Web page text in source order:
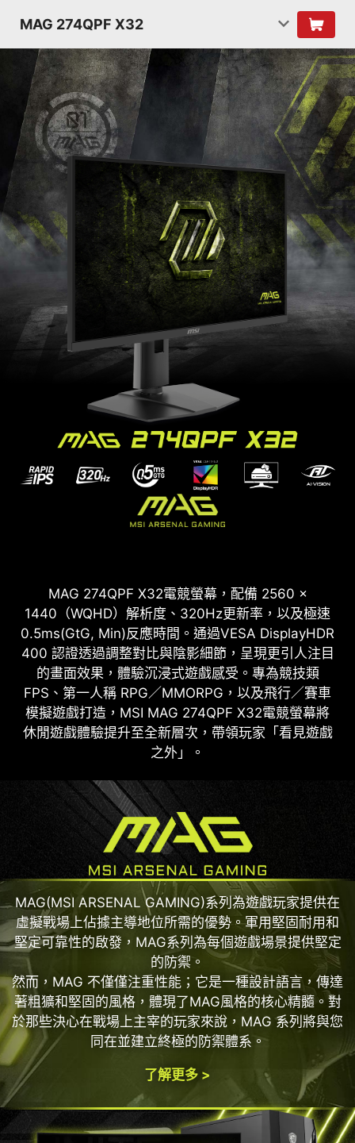
MAG 274QPF X32
MAG 274QPF X32電競螢幕，配備 2560 ×
1440（WQHD）解析度、320Hz更新率，以及極速
0.5ms(GtG, Min)反應時間。通過VESA DisplayHDR
400 認證透過調整對比與陰影細節，呈現更引人注目
的畫面效果，體驗沉浸式遊戲感受。專為競技類
FPS、第一人稱 RPG／MMORPG，以及飛行／賽車
模擬遊戲打造，MSI MAG 274QPF X32電競螢幕將
休閒遊戲體驗提升至全新層次，帶領玩家「看見遊戲
之外」。
MAG(MSI ARSENAL GAMING)系列為遊戲玩家提供在
虛擬戰場上佔據主導地位所需的優勢。軍用堅固耐用和
堅定可靠性的啟發，MAG系列為每個遊戲場景提供堅定
的防禦。
然而，MAG 不僅僅注重性能；它是一種設計語言，傳達
著粗獷和堅固的風格，體現了MAG風格的核心精髓。對
於那些決心在戰場上主宰的玩家來說，MAG 系列將與您
同在並建立終極的防禦體系。
了解更多 >